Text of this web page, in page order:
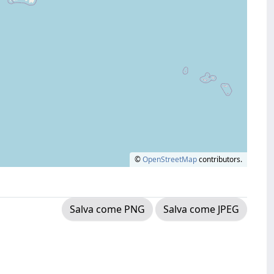
©OpenStreetMapcontributors.
Salva come PNG Salva come JPEG